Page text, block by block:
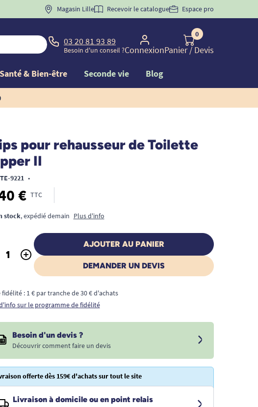
BIENVENUE" pourla 1ère commande d'incontinence
Magasin Lille Recevoir le catalogue Espace pro
03 20 81 93 89
Besoin d'un conseil ?Connexion
0
Panier/ Devis
Santé & Bien-être Seconde vie Blog
pour rehausseur de Toilette
II
9221 •
€ TTC
stock, expédié demain Plus d'info
+
AJOUTER AU PANIER
DEMANDER UN DEVIS
fidélité : 1 € par tranche de 30 € d'achats
sur le programme de fidélité
Besoin d'un devis ?
Découvrir comment faire un devis
offerte dès 159€ d'achats sur tout le site
Livraison à domicile ou en point relais